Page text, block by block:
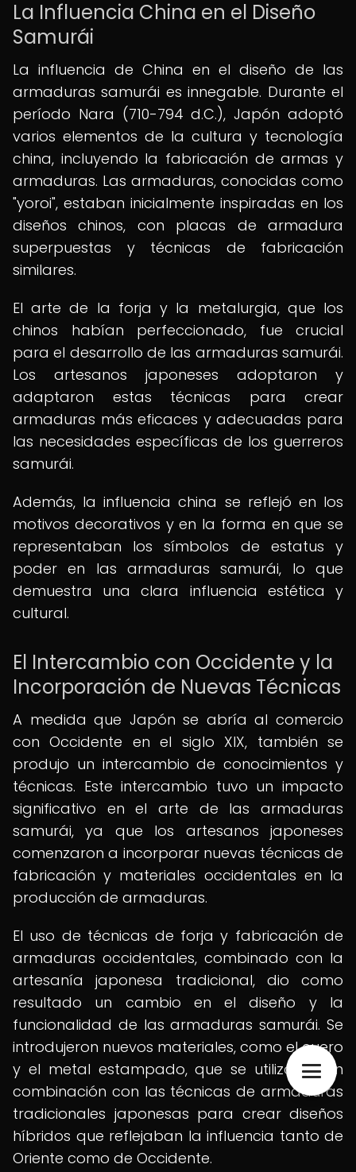
La Influencia China en el Diseño
Samurái
La influencia de China en el diseño de las
armaduras samurái es innegable. Durante el
período Nara (710-794 d.C.), Japón adoptó
varios elementos de la cultura y tecnología
china, incluyendo la fabricación de armas y
armaduras. Las armaduras, conocidas como
"yoroi", estaban inicialmente inspiradas en los
diseños chinos, con placas de armadura
superpuestas y técnicas de fabricación
similares.
El arte de la forja y la metalurgia, que los
chinos habían perfeccionado, fue crucial
para el desarrollo de las armaduras samurái.
Los artesanos japoneses adoptaron y
adaptaron estas técnicas para crear
armaduras más eficaces y adecuadas para
las necesidades específicas de los guerreros
samurái.
Además, la influencia china se reflejó en los
motivos decorativos y en la forma en que se
representaban los símbolos de estatus y
poder en las armaduras samurái, lo que
demuestra una clara influencia estética y
cultural.
El Intercambio con Occidente y la
Incorporación de Nuevas Técnicas
A medida que Japón se abría al comercio
con Occidente en el siglo XIX, también se
produjo un intercambio de conocimientos y
técnicas. Este intercambio tuvo un impacto
significativo en el arte de las armaduras
samurái, ya que los artesanos japoneses
comenzaron a incorporar nuevas técnicas de
fabricación y materiales occidentales en la
producción de armaduras.
El uso de técnicas de forja y fabricación de
armaduras occidentales, combinado con la
artesanía japonesa tradicional, dio como
resultado un cambio en el diseño y la
funcionalidad de las armaduras samurái. Se
introdujeron nuevos materiales, como el cuero
y el metal estampado, que se utilizaron en
combinación con las técnicas de armaduras
tradicionales japonesas para crear diseños
híbridos que reflejaban la influencia tanto de
Oriente como de Occidente.